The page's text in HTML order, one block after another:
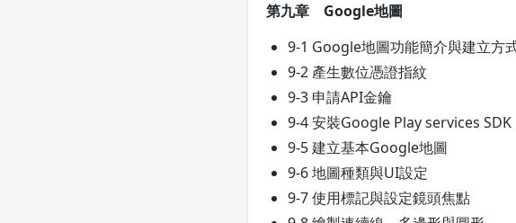
第九章 Google地圖
9-1 Google地圖功能簡介與建立方
9-2 產生數位憑證指紋
9-3 申請API金鑰
9-4 安裝Google Play services SDK
9-5 建立基本Google地圖
9-6 地圖種類與UI設定
9-7 使用標記與設定鏡頭焦點